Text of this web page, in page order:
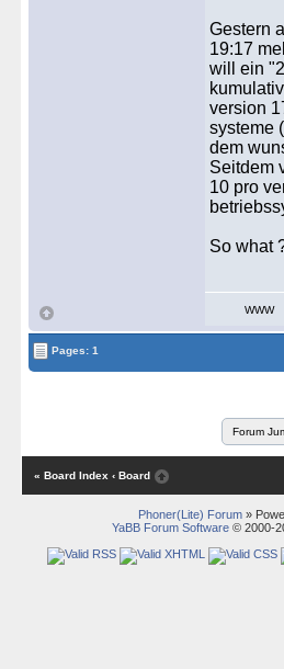
Gestern
19:17
will ein
version
systeme
dem
Seitdem
10 pro
So what
WWW
Pages: 1
« Board Index ‹ Board
Phoner(Lite) Forum»
YaBB Forum Software© 2000-